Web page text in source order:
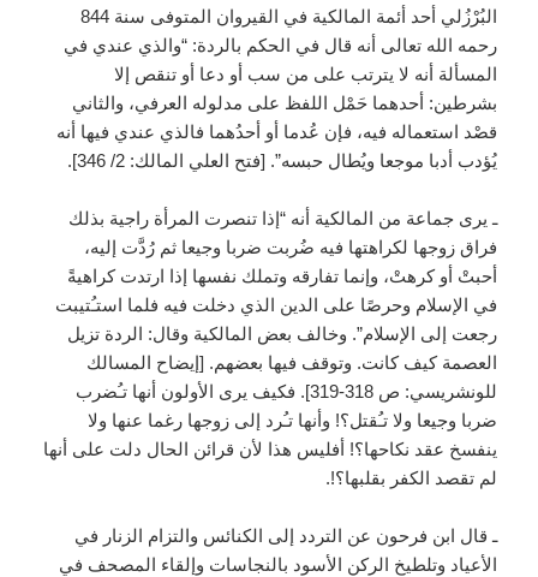
البُرْزُلي أحد أئمة المالكية في القيروان المتوفى سنة 844
رحمه الله تعالى أنه قال في الحكم بالردة: “والذي عندي في
المسألة أنه لا يترتب على من سب أو دعا أو تنقص إلا
بشرطين: أحدهما حَمْل اللفظ على مدلوله العرفي، والثاني
قصْد استعماله فيه، فإن عُدما أو أحدُهما فالذي عندي فيها أنه
يُؤدب أدبا موجعا ويُطال حبسه”. [فتح العلي المالك: 2/ 346].
ـ يرى جماعة من المالكية أنه “إذا تنصرت المرأة راجية بذلك
فراق زوجها لكراهتها فيه ضُربت ضربا وجيعا ثم رُدَّت إليه،
أحبتْ أو كرهتْ، وإنما تفارقه وتملك نفسها إذا ارتدت كراهيةً
في الإسلام وحرصًا على الدين الذي دخلت فيه فلما استـُتيبت
رجعت إلى الإسلام”. وخالف بعض المالكية وقال: الردة تزيل
العصمة كيف كانت. وتوقف فيها بعضهم. [إيضاح المسالك
للونشريسي: ص 318-319]. فكيف يرى الأولون أنها تـُضرب
ضربا وجيعا ولا تـُقتل؟! وأنها تـُرد إلى زوجها رغما عنها ولا
ينفسخ عقد نكاحها؟! أفليس هذا لأن قرائن الحال دلت على أنها
لم تقصد الكفر بقلبها؟!.
ـ قال ابن فرحون عن التردد إلى الكنائس والتزام الزنار في
الأعياد وتلطيخ الركن الأسود بالنجاسات وإلقاء المصحف في